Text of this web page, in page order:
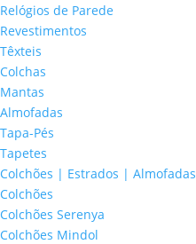
Relógios de Parede
Revestimentos
Têxteis
Colchas
Mantas
Almofadas
Tapa-Pés
Tapetes
Colchões | Estrados | Almofadas
Colchões
Colchões Serenya
Colchões Mindol